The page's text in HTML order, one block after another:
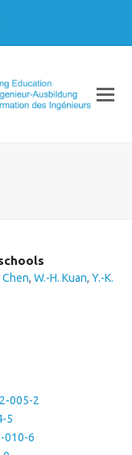
Chen,W.-H. Kuan,Y.-K.
005-2
5
010-6